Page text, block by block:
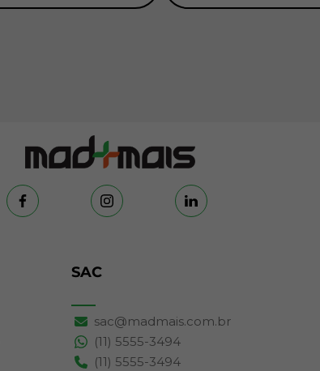
SAC
sac@madmais.com.br
(11) 5555-3494
(11) 5555-3494